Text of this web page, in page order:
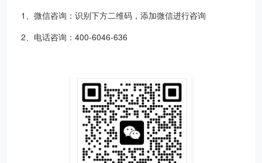
1、微信咨询：识别下方二维码，添加微信进行咨询
2、电话咨询：400-6046-636